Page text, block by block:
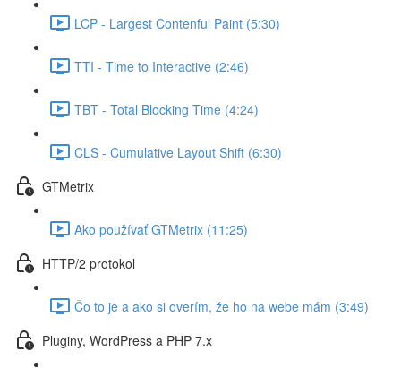
LCP - Largest Contenful Paint (5:30)
TTI - Time to Interactive (2:46)
TBT - Total Blocking Time (4:24)
CLS - Cumulative Layout Shift (6:30)
GTMetrix
Ako používať GTMetrix (11:25)
HTTP/2 protokol
Čo to je a ako si overím, že ho na webe mám (3:49)
Pluginy, WordPress a PHP 7.x